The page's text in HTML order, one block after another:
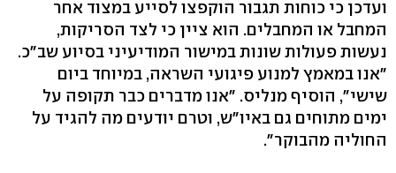
ועדכן כי כוחות תגבור הוקפצו לסייע במצוד אחר
המחבל או המחבלים. הוא ציין כי לצד הסריקות,
נעשות פעולות שונות במישור המודיעיני בסיוע שב"כ.
"אנו במאמץ למנוע פיגועי השראה, במיוחד ביום
שישי", הוסיף מנליס. "אנו מדברים כבר תקופה על
ימים מתוחים גם באיו"ש, וטרם יודעים מה להגיד על
החוליה מהבוקר".